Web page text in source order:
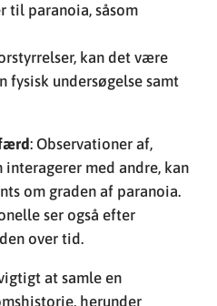
til paranoia, såsom
kan det være
fysisk undersøgelse samt
: Observationer af,
interagerer med andre, kan
om graden af paranoia.
ser også efter
over tid.
at samle en
herunder